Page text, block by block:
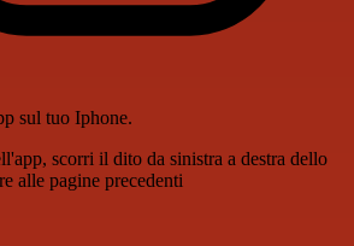
sul tuo Iphone.
scorri il dito da sinistra a destra dello
alle pagine precedenti